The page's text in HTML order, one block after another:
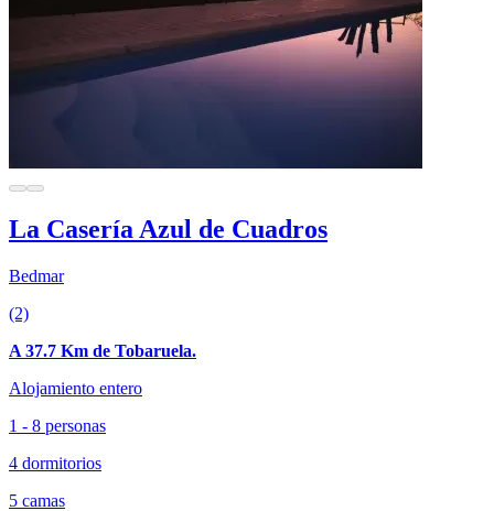
La Casería Azul de Cuadros
Bedmar
(2)
A 37.7 Km de Tobaruela.
Alojamiento entero
1 - 8 personas
4 dormitorios
5 camas